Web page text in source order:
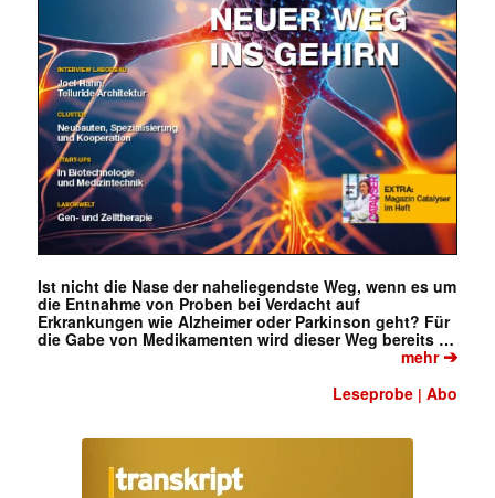
Ist nicht die Nase der naheliegendste Weg, wenn es um
die Entnahme von Proben bei Verdacht auf
Erkrankungen wie Alzheimer oder Parkinson geht? Für
die Gabe von Medikamenten wird dieser Weg bereits …
mehr➔
Leseprobe |Abo